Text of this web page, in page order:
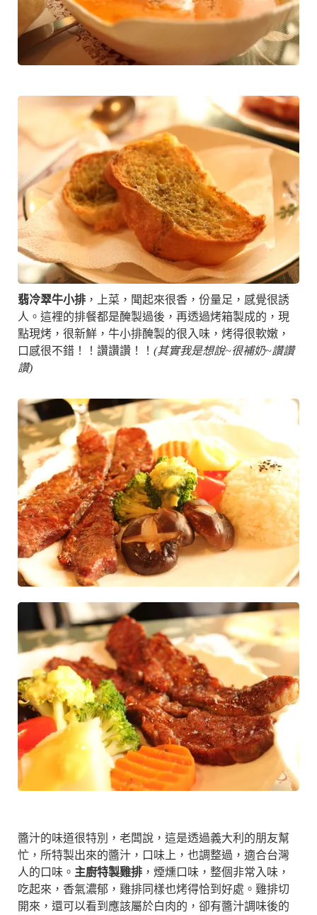
翡冷翠牛小排 ，上菜，聞起來很香，份量足，感覺很誘
人。這裡的排餐都是醃製過後，再透過烤箱製成的，現
點現烤，很新鮮，牛小排醃製的很入味，烤得很軟嫩，
口感很不錯！！讚讚讚！！ (其實我是想說~很補奶~讚讚
讚)
醬汁的味道很特別，老闆說，這是透過義大利的朋友幫
忙，所特製出來的醬汁，口味上，也調整過，適合台灣
人的口味。 主廚特製雞排 ，煙燻口味，整個非常入味，
吃起來，香氣濃郁，雞排同樣也烤得恰到好處。雞排切
開來，還可以看到應該屬於白肉的，卻有醬汁調味後的